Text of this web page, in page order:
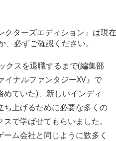
ターズエディション』は現
、必ずご確認ください。
クスを退職するまで(編集部
ナルファンタジーXV』で
ていた)、新しいインディ
上げるために必要な多くの
で学ばせてもらいました。
ム会社と同じように数多く